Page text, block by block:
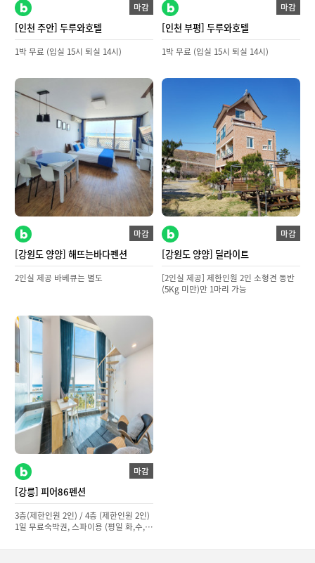
마감
[인천 주안] 두루와호텔
1박 무료 (입실 15시 퇴실 14시)
마감
[인천 부평] 두루와호텔
1박 무료 (입실 15시 퇴실 14시)
마감
[강원도 양양] 해뜨는바다펜션
2인실 제공 바베큐는 별도
마감
[강원도 양양] 딜라이트
[2인실 제공] 제한인원 2인 소형견 동반
(5Kg 미만)만 1마리 가능
마감
[강릉] 피어86펜션
3층(제한인원 2인) / 4층 (제한인원 2인)
1일 무료숙박권, 스파이용 (평일 화,수,목